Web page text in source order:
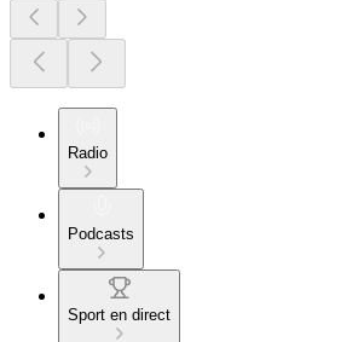
Radio
Podcasts
Sport en direct